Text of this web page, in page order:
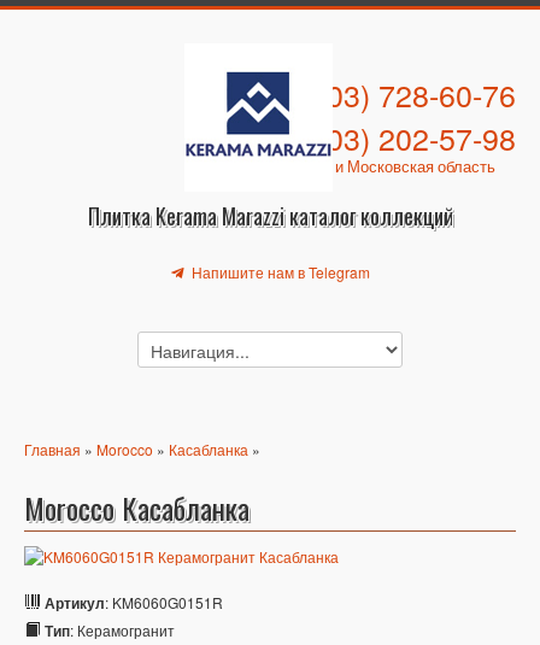
Плитка Kerama Marazzi каталог коллекций
+7 (903) 728-60-76
+7 (903) 202-57-98
Москва и Московская область
Напишите нам в Telegram
Главная » Morocco » Касабланка »
Morocco Касабланка
Артикул: KM6060G0151R
Тип: Керамогранит